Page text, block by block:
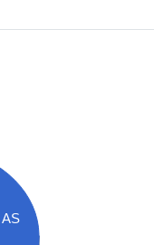
AS